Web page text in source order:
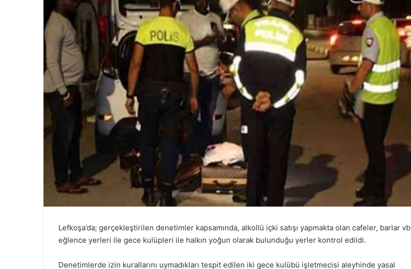
Lefkoşa’da; gerçekleştirilen denetimler kapsamında, alkollü içki satışı yapmakta olan cafeler, barlar vb
eğlence yerleri ile gece kulüpleri ile halkın yoğun olarak bulunduğu yerler kontrol edildi.
Denetimlerde izin kurallarını uymadıkları tespit edilen iki gece kulübü işletmecisi aleyhinde yasal